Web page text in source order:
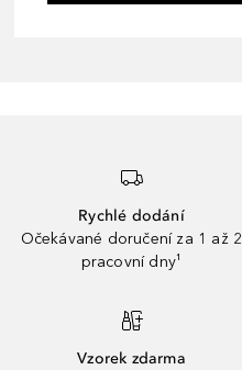
Rychlé dodání
Očekávané doručení za 1 až 2
pracovní dny¹
Vzorek zdarma